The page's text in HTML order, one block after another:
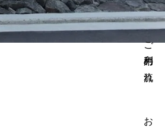
ご利用の流れ